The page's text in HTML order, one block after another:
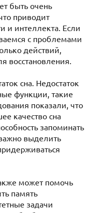
быть очень
приводит
и интеллекта. Если
с проблемами
действий,
восстановления.
сна. Недостаток
функции, такие
показали, что
качество сна
запоминать
выделить
может помочь
память
задачи